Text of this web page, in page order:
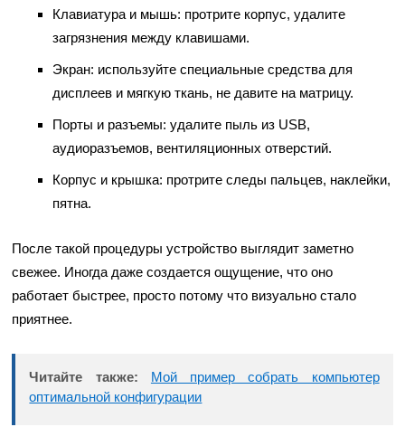
Клавиатура и мышь: протрите корпус, удалите
загрязнения между клавишами.
Экран: используйте специальные средства для
дисплеев и мягкую ткань, не давите на матрицу.
Порты и разъемы: удалите пыль из USB,
аудиоразъемов, вентиляционных отверстий.
Корпус и крышка: протрите следы пальцев, наклейки,
пятна.
После такой процедуры устройство выглядит заметно
свежее. Иногда даже создается ощущение, что оно
работает быстрее, просто потому что визуально стало
приятнее.
Читайте также:
Мой пример собрать компьютер
оптимальной конфигурации